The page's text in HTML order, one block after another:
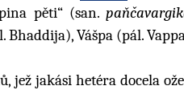
pěti“ (san.
Vášpa (pál.
jež jakási hetéra docela